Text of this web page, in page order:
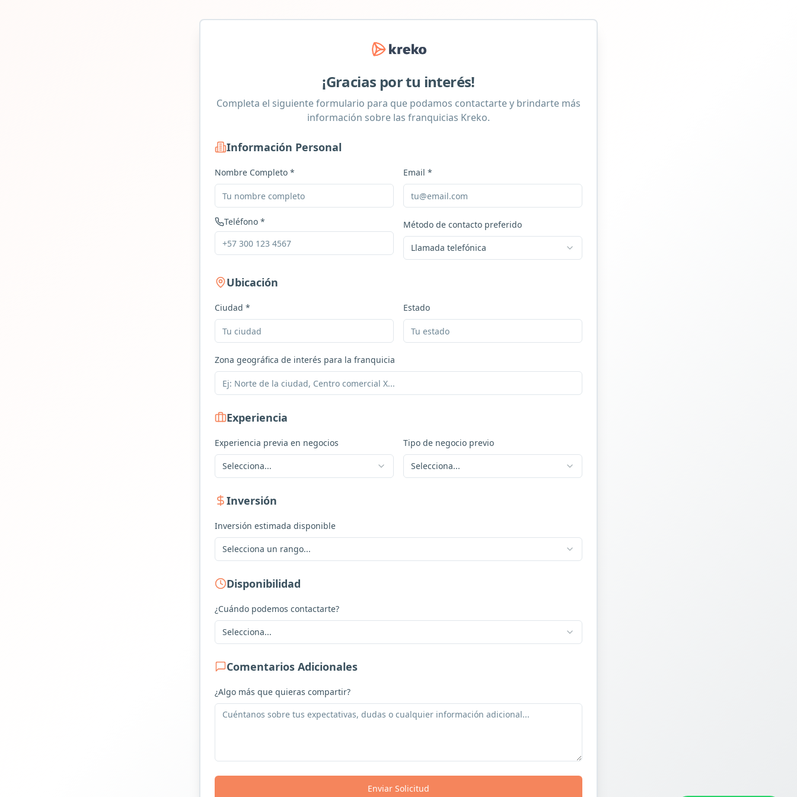
¡Gracias por tu interés!
Completa el siguiente formulario para que podamos contactarte y brindarte más
información sobre las franquicias Kreko.
Información Personal
Nombre Completo * Email *
Teléfono * Método de contacto preferido
Llamada telefónica
Ubicación
Ciudad * Estado
Zona geográfica de interés para la franquicia
Experiencia
Experiencia previa en negocios
Selecciona...
Tipo de negocio previo
Selecciona...
Inversión
Inversión estimada disponible
Selecciona un rango...
Disponibilidad
¿Cuándo podemos contactarte?
Selecciona...
Comentarios Adicionales
¿Algo más que quieras compartir?
Enviar Solicitud